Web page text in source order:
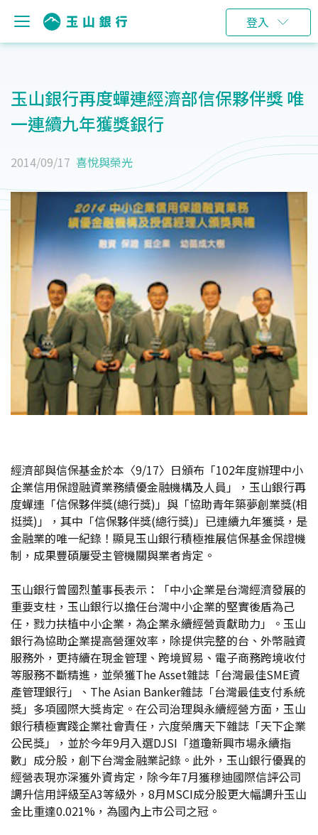
登入
玉山銀行再度蟬連經濟部信保夥伴獎 唯
一連續九年獲獎銀行
2014/09/17 喜悅與榮光
經濟部與信保基金於本〈9/17〉日頒布「102年度辦理中小
企業信用保證融資業務績優金融機構及人員」，玉山銀行再
度蟬連「信保夥伴獎(總行獎)」與「協助青年築夢創業獎(相
挺獎)」，其中「信保夥伴獎(總行獎)」已連續九年獲獎，是
金融業的唯一紀錄！顯見玉山銀行積極推展信保基金保證機
制，成果豐碩屢受主管機關與業者肯定。
玉山銀行曾國烈董事長表示：「中小企業是台灣經濟發展的
重要支柱，玉山銀行以擔任台灣中小企業的堅實後盾為己
任，戮力扶植中小企業，為企業永續經營貢獻助力」。玉山
銀行為協助企業提高營運效率，除提供完整的台、外幣融資
服務外，更持續在現金管理、跨境貿易、電子商務跨境收付
等服務不斷精進，並榮獲The Asset雜誌「台灣最佳SME資
產管理銀行」、The Asian Banker雜誌「台灣最佳支付系統
獎」多項國際大獎肯定。在公司治理與永續經營方面，玉山
銀行積極實踐企業社會責任，六度榮膺天下雜誌「天下企業
公民獎」，並於今年9月入選DJSI「道瓊新興市場永續指
數」成分股，創下台灣金融業記錄。此外，玉山銀行優異的
經營表現亦深獲外資肯定，除今年7月獲穆迪國際信評公司
調升信用評級至A3等級外，8月MSCI成分股更大幅調升玉山
金比重達0.021%，為國內上市公司之冠。